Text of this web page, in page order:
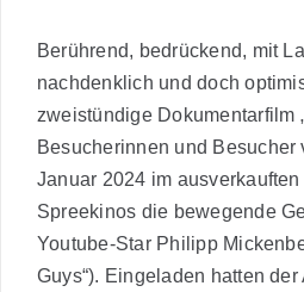
Berührend, bedrückend, mit
nachdenklich und doch
zweistündige Dokumentarfilm
Besucherinnen und Besucher
Januar 2024 im
Spreekinos die bewegende
Youtube-Star Philipp
Guys“). Eingeladen hatten